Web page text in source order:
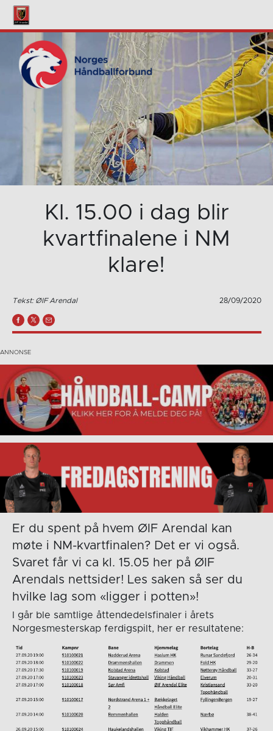
Kl. 15.00 i dag blir
kvartfinalene i NM
klare!
Tekst: ØIF Arendal 28/09/2020
Er du spent på hvem ØIF Arendal kan
møte i NM-kvartfinalen? Det er vi også.
Svaret får vi ca kl. 15.05 her på ØIF
Arendals nettsider! Les saken så ser du
hvilke lag som «ligger i potten»!
I går ble samtlige åttendedelsfinaler i årets
Norgesmesterskap ferdigspilt, her er resultatene: